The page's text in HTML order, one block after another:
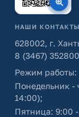
НАШИ КОНТАКТЫ
628002, г.
8 (3467) 352800
Режим работы:
Понедельник -
14:00);
Пятница: 9:00